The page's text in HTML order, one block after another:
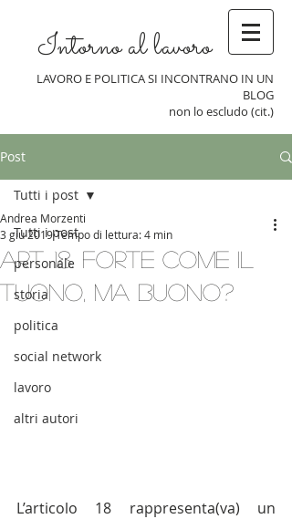
Intorno al lavoro
LAVORO E POLITICA SI INCONTRANO IN UN
BLOG
non lo escludo (cit.)
Post
Tutti i post
personale
storia
politica
social network
lavoro
altri autori
Tutti i post
Art. 18. Forte come il
tuono, ma buono?
Andrea Morzenti
3 giu 2019Tempo di lettura: 4 min